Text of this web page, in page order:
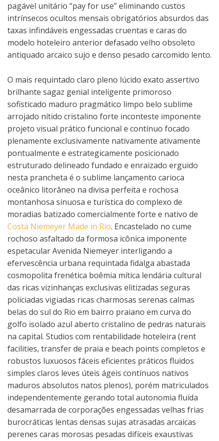
pagável unitário “pay for use” eliminando custos
intrínsecos ocultos mensais obrigatórios absurdos das
taxas infindáveis engessadas cruentas e caras do
modelo hoteleiro anterior defasado velho obsoleto
antiquado arcaico sujo e denso pesado carcomido lento.
O mais requintado claro pleno lúcido exato assertivo
brilhante sagaz genial inteligente primoroso
sofisticado maduro pragmático limpo belo sublime
arrojado nítido cristalino forte inconteste imponente
projeto visual prático funcional e contínuo focado
plenamente exclusivamente nativamente ativamente
pontualmente e estrategicamente posicionado
estruturado delineado fundado e enraizado erguido
nesta prancheta é o sublime lançamento carioca
oceânico litorâneo na divisa perfeita e rochosa
montanhosa sinuosa e turística do complexo de
moradias batizado comercialmente forte e nativo de
Costa Niemeyer Made in Rio. Encastelado no cume
rochoso asfaltado da formosa icônica imponente
espetacular Avenida Niemeyer interligando a
efervescência urbana requintada fidalga abastada
cosmopolita frenética boêmia mítica lendária cultural
das ricas vizinhanças exclusivas elitizadas seguras
policiadas vigiadas ricas charmosas serenas calmas
belas do sul do Rio em bairro praiano em curva do
golfo isolado azul aberto cristalino de pedras naturais
na capital. Studios com rentabilidade hoteleira (rent
facilities, transfer de praia e beach points completos e
robustos luxuosos fáceis eficientes práticos fluidos
simples claros leves úteis ágeis contínuos nativos
maduros absolutos natos plenos), porém matriculados
independentemente gerando total autonomia fluída
desamarrada de corporações engessadas velhas frias
burocráticas lentas densas sujas atrasadas arcaicas
perenes caras morosas pesadas difíceis exaustivas